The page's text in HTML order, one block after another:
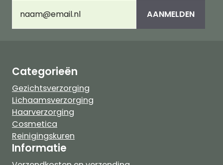
mailadres(Vereist) AANMELDEN
Categorieën
Gezichtsverzorging
Lichaamsverzorging
Haarverzorging
Cosmetica
Reinigingskuren
Informatie